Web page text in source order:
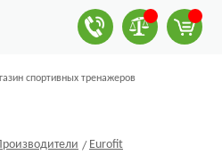
спортивных тренажеров
Eurofit